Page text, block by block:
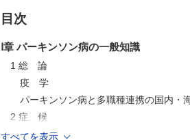
事例 看護
目次
Ⅰ章 パーキンソン病の一般知識
1 総 論
疫 学
パーキンソン病と多職種連携の国内・
2 症 候
運動症状
すべてを表示